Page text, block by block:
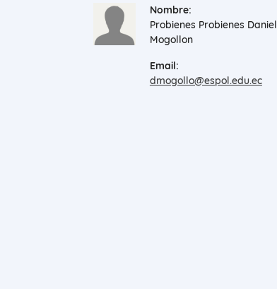
Nombre:
Probienes Probienes Daniel
Mogollon
Email:
dmogollo@espol.edu.ec